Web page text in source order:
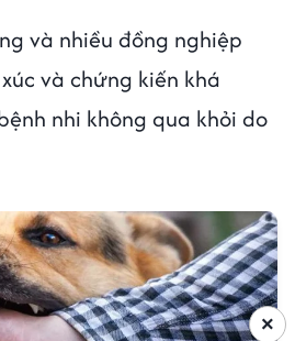
và nhiều đồng nghiệp
và chứng kiến khá
nhi không qua khỏi do
×